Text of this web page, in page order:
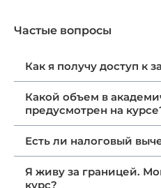
Частые вопросы
Как я получу доступ к
Какой объем в
предусмотрен на
Есть ли налоговый
Я живу за границей.
курс?